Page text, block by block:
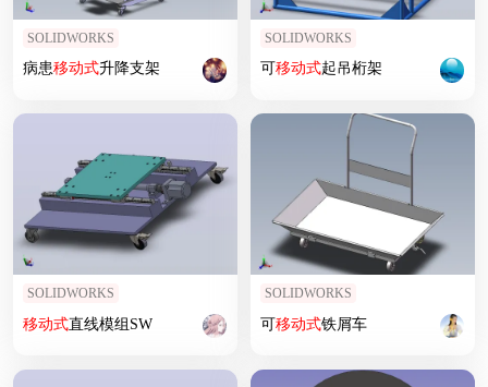
SOLIDWORKS
病患移动式升降支架
SOLIDWORKS
可移动式起吊桁架
SOLIDWORKS
移动式直线模组SW
SOLIDWORKS
可移动式铁屑车